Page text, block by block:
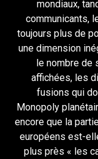
mondiaux,
communicants,
toujours plus de
une dimension
le nombre de
affichées, les
fusions qui
Monopoly
encore que la
européens est-
plus près « les